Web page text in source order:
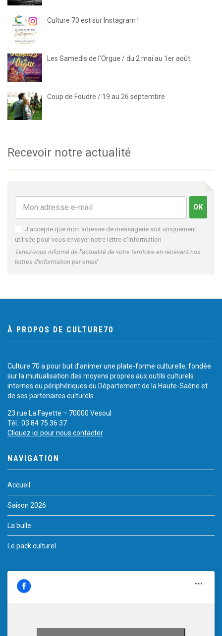
Culture 70 est sur Instagram !
Les Samedis de l’Orgue / du 2 mai au 1er août
Coup de Foudre / 19 au 26 septembre
Recevoir notre actualité
J'accepte que mon adresse de messagerie soit uniquement
utilisée pour vous envoyer notre lettre d'information
Tenez-vous informé de l'actualité de votre territoire en recevant nos
lettres d'information par email
À PROPOS DE CULTURE70
Culture 70 a pour but d’animer une plate-forme culturelle, fondée
sur la mutualisation des moyens propres aux outils culturels
internes ou périphériques du Département de la Haute-Saône et
de ses partenaires culturels.
23 rue La Fayette – 70000 Vesoul
Tél.: 03 84 75 36 37
Cliquez ici pour nous contacter
NAVIGATION
Accueil
Saison 2026
La bulle
Le pack culturel